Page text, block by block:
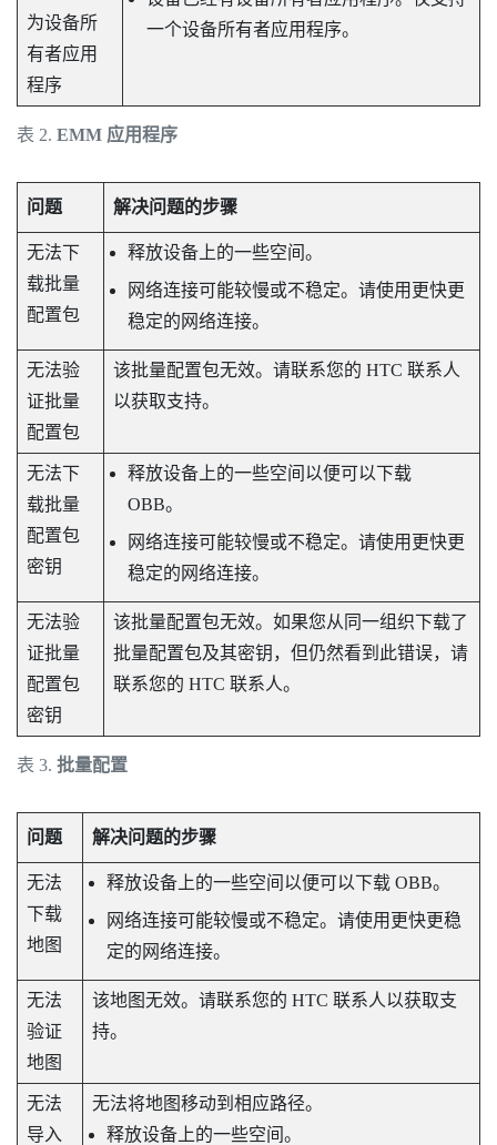
表 2. EMM 应用程序
为设备所
有者应用
程序
一个设备所有者应用程序。
表 3. 批量配置
问题 解决问题的步骤
无法下
载批量
配置包
释放设备上的一些空间。
网络连接可能较慢或不稳定。请使用更快更
稳定的网络连接。
无法验
证批量
配置包
该批量配置包无效。请联系您的 HTC 联系人
以获取支持。
无法下
载批量
配置包
密钥
释放设备上的一些空间以便可以下载
OBB。
网络连接可能较慢或不稳定。请使用更快更
稳定的网络连接。
无法验
证批量
配置包
密钥
该批量配置包无效。如果您从同一组织下载了
批量配置包及其密钥，但仍然看到此错误，请
联系您的 HTC 联系人。
问题 解决问题的步骤
无法
下载
地图
释放设备上的一些空间以便可以下载 OBB。
网络连接可能较慢或不稳定。请使用更快更稳
定的网络连接。
无法
验证
地图
该地图无效。请联系您的 HTC 联系人以获取支
持。
无法
导入
无法将地图移动到相应路径。
释放设备上的一些空间。